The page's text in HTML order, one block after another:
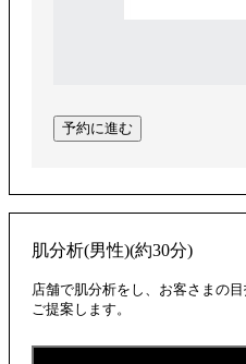
予約に進む
肌分析(男性)(約30分)
店舗で肌分析をし、お客さまの
ご提案します。